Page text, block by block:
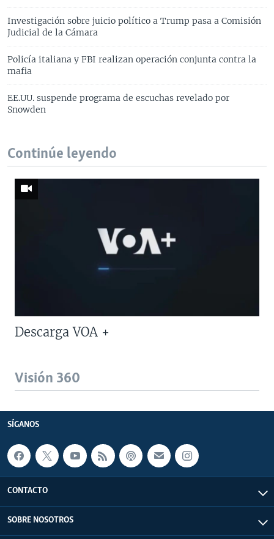
Investigación sobre juicio político a Trump pasa a Comisión
Judicial de la Cámara
Policía italiana y FBI realizan operación conjunta contra la
mafia
EE.UU. suspende programa de escuchas revelado por
Snowden
Continúe leyendo
Descarga VOA +
Visión 360
SÍGANOS
CONTACTO
SOBRE NOSOTROS